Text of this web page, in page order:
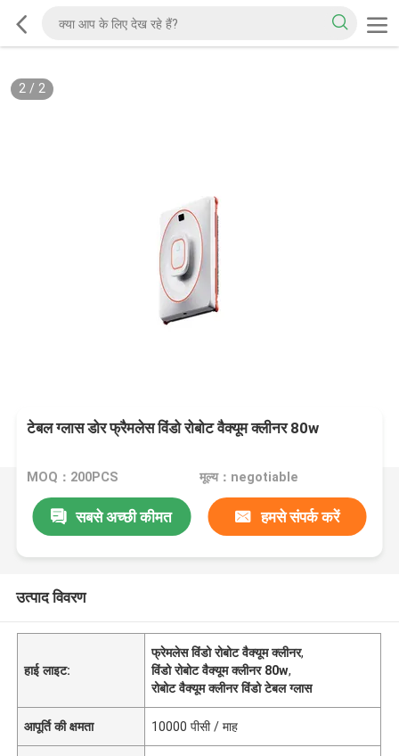
2/ 2
टेबल ग्लास डोर फ्रैमलेस विंडो रोबोट वैक्यूम क्लीनर 80w
MOQ：200PCS मूल्य：negotiable
सबसे अच्छी कीमत हमसे संपर्क करें
उत्पाद विवरण
हाई लाइट:
फ्रेमलेस विंडो रोबोट वैक्यूम क्लीनर,
विंडो रोबोट वैक्यूम क्लीनर 80w,
रोबोट वैक्यूम क्लीनर विंडो टेबल ग्लास
आपूर्ति की क्षमता 10000 पीसी / माह